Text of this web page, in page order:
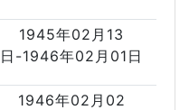
1945年02月13
日-1946年02月01日
1946年02月02